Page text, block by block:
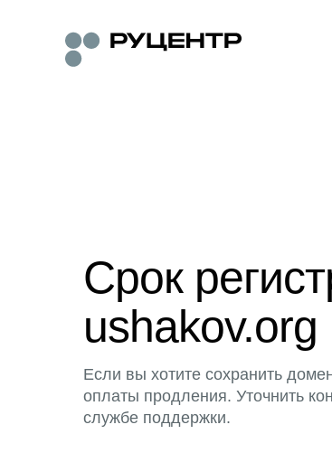
Срок
ushakov.org
Если вы хотите сохранить
оплаты продления. Уточнить
службе поддержки.